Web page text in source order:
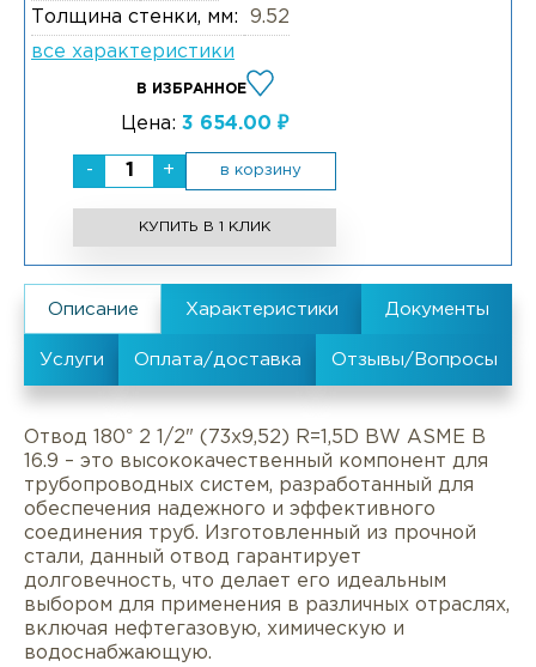
Толщина стенки, мм:
9.52
все характеристики
В ИЗБРАННОЕ
Цена: 3 654.00 ₽
- + в корзину
КУПИТЬ В 1 КЛИК
Отвод 180° 2 1/2" (73х9,52) R=1,5D BW ASME B
16.9 – это высококачественный компонент для
трубопроводных систем, разработанный для
обеспечения надежного и эффективного
соединения труб. Изготовленный из прочной
стали, данный отвод гарантирует
долговечность, что делает его идеальным
выбором для применения в различных отраслях,
включая нефтегазовую, химическую и
водоснабжающую.